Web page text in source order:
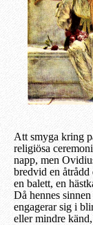
Att smyga kring
religiösa
napp, men
bredvid en åtrådd
en balett, en
Då hennes
engagerar sig i
eller mindre